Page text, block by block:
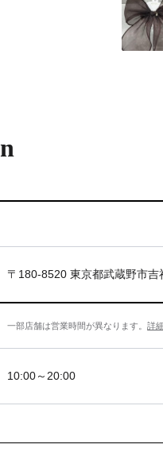
〒180-8520 東京都武蔵野市吉
一部店舗は営業時間が異なります。詳
10:00～20:00